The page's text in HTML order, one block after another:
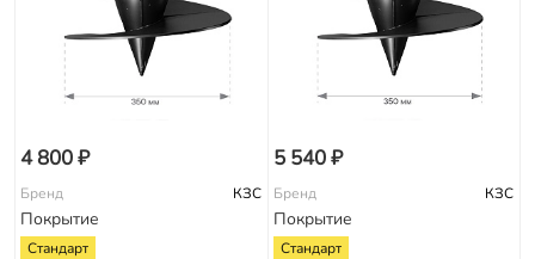
4 800 ₽
Бренд КЗС
Покрытие
Стандарт
5 540 ₽
Бренд КЗС
Покрытие
Стандарт